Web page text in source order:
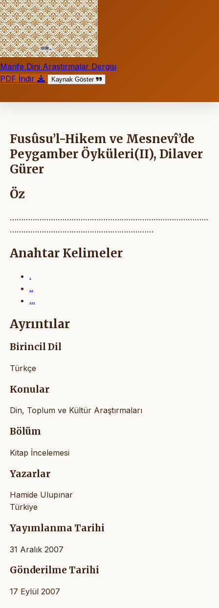
Marife Dini Araştırmalar Dergisi
PDF İndir
Kaynak Göster
Fusûsu’l-Hikem ve Mesnevî’de
Peygamber Öyküleri(II), Dilaver
Gürer
Öz
……………………………………………………………………………
………………………………………………………
Anahtar Kelimeler
.
..
...
Ayrıntılar
Birincil Dil
Türkçe
Konular
Din, Toplum ve Kültür Araştırmaları
Bölüm
Kitap İncelemesi
Yazarlar
Hamide Ulupınar
Türkiye
Yayımlanma Tarihi
31 Aralık 2007
Gönderilme Tarihi
17 Eylül 2007